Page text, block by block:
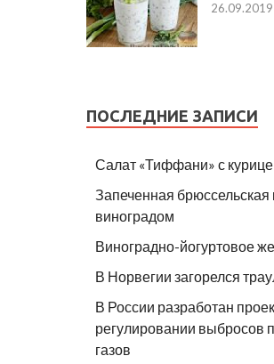
26.09.2019
ПОСЛЕДНИЕ ЗАПИСИ
Салат «Тиффани» с
Запеченная брюссельская
виноградом
Виноградно-йогуртовое
В Норвегии загорелся
В России разработан
регулировании выбросов
газов